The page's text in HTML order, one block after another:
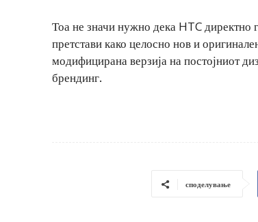
Тоа не значи нужно дека HTC директно
претстави како целосно нов и
модифицирана верзија на постојниот
брендинг.
споделување